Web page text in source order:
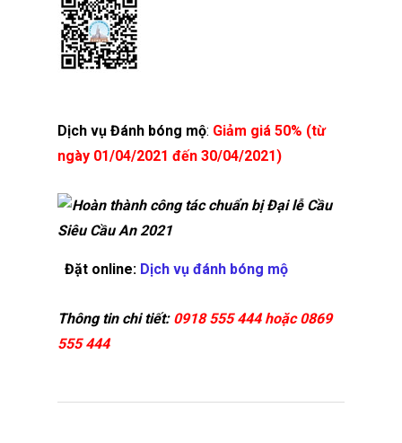
Dịch vụ Đánh bóng mộ: Giảm giá 50% (từ
ngày 01/04/2021 đến 30/04/2021)
Đặt online: Dịch vụ đánh bóng mộ
Thông tin chi tiết: 0918 555 444 hoặc 0869
555 444